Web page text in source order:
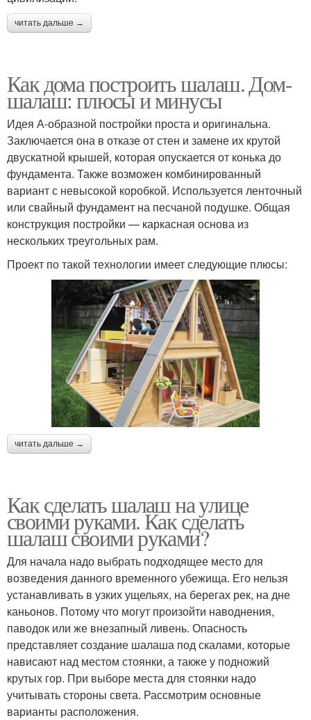
читать дальше →
Как дома построить шалаш. Дом-
шалаш: плюсы и минусы
Идея А-образной постройки проста и оригинальна.
Заключается она в отказе от стен и замене их крутой
двускатной крышей, которая опускается от конька до
фундамента. Также возможен комбинированный
вариант с невысокой коробкой. Используется ленточный
или свайный фундамент на песчаной подушке. Общая
конструкция постройки — каркасная основа из
нескольких треугольных рам.
Проект по такой технологии имеет следующие плюсы:
читать дальше →
Как сделать шалаш на улице
своими руками. Как сделать
шалаш своими руками?
Для начала надо выбрать подходящее место для
возведения данного временного убежища. Его нельзя
устанавливать в узких ущельях, на берегах рек, на дне
каньонов. Потому что могут произойти наводнения,
паводок или же внезапный ливень. Опасность
представляет создание шалаша под скалами, которые
нависают над местом стоянки, а также у подножий
крутых гор. При выборе места для стоянки надо
учитывать стороны света. Рассмотрим основные
варианты расположения.